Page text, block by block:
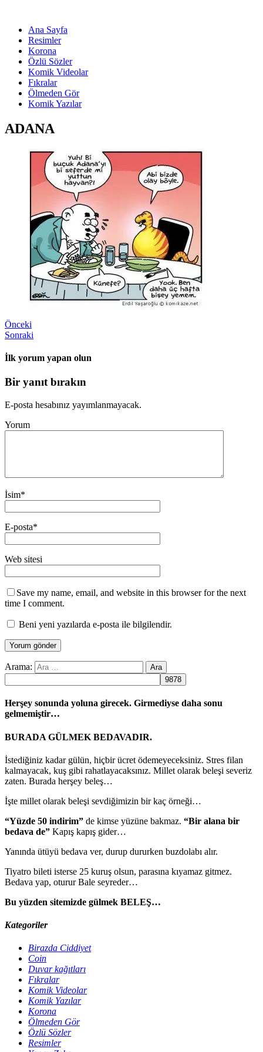
Ana Sayfa
Resimler
Korona
Özlü Sözler
Komik Videolar
Fıkralar
Ölmeden Gör
Komik Yazılar
ADANA
Önceki
Sonraki
İlk yorum yapan olun
Bir yanıt bırakın
E-posta hesabınız yayımlanmayacak.
Yorum
İsim*
E-posta*
Web sitesi
Save my name, email, and website in this browser for the next
time I comment.
Beni yeni yazılarda e-posta ile bilgilendir.
Arama:
Herşey sonunda yoluna girecek. Girmediyse daha sonu
gelmemiştir…
BURADA GÜLMEK BEDAVADIR.
İstediğiniz kadar gülün, hiçbir ücret ödemeyeceksiniz. Stres filan
kalmayacak, kuş gibi rahatlayacaksınız. Millet olarak beleşi severiz
zaten. Burada herşey beleş…
İşte millet olarak beleşi sevdiğimizin bir kaç örneği…
“Yüzde 50 indirim” de kimse yüzüne bakmaz. “Bir alana bir
bedava de” Kapış kapış gider…
Yanında ütüyü bedava ver, durup dururken buzdolabı alır.
Tiyatro bileti isterse 25 kuruş olsun, parasına kıyamaz gitmez.
Bedava yap, oturur Bale seyreder…
Bu yüzden sitemizde gülmek BELEŞ…
Kategoriler
Birazda Ciddiyet
Coin
Duvar kağıtları
Fıkralar
Komik Videolar
Komik Yazılar
Korona
Ölmeden Gör
Özlü Sözler
Resimler